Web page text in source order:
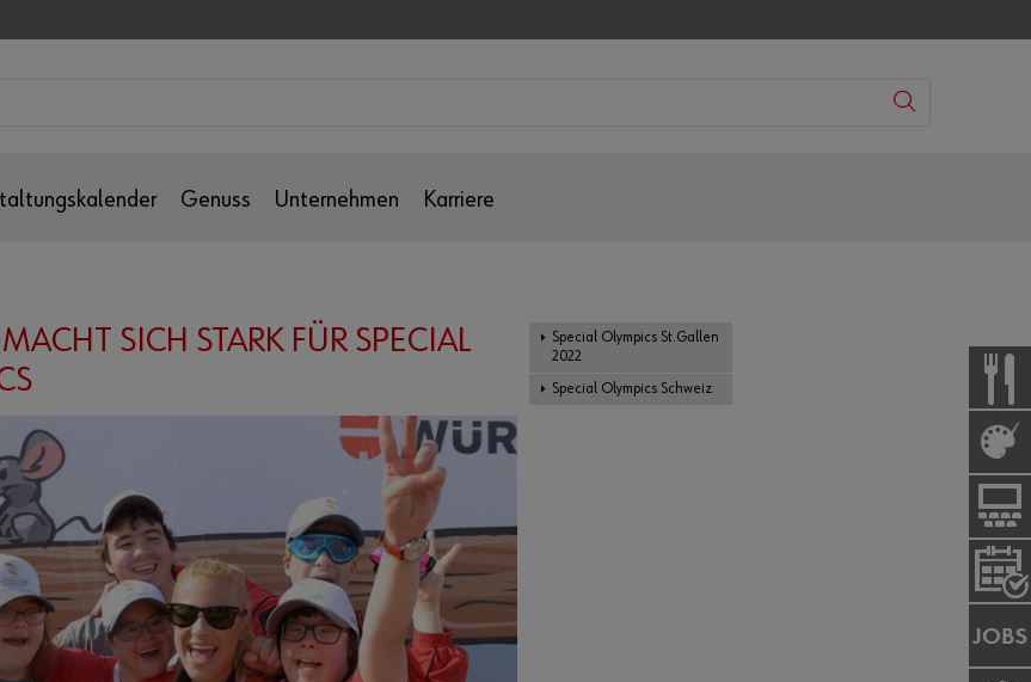
Genuss Unternehmen Karriere
SICH STARK FÜR SPECIAL
Special Olympics St.Gallen
2022
Special Olympics Schweiz